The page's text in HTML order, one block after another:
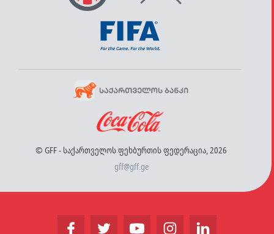
© GFF - საქართველოს ფეხბურთის ფედერაცია, 2026
gff@gff.ge